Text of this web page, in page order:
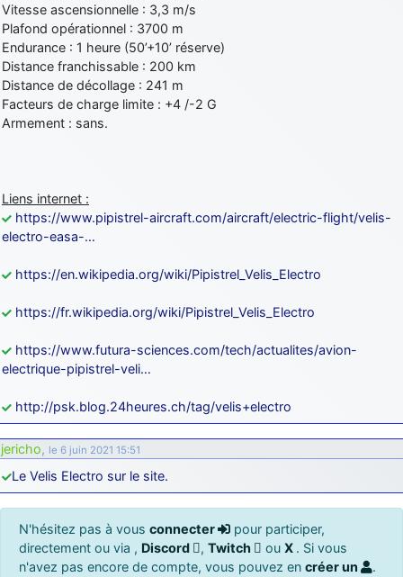
Vitesse ascensionnelle : 3,3 m/s
Plafond opérationnel : 3700 m
Endurance : 1 heure (50’+10’ réserve)
Distance franchissable : 200 km
Distance de décollage : 241 m
Facteurs de charge limite : +4 /-2 G
Armement : sans.
Liens internet :
https://www.pipistrel-aircraft.com/aircraft/electric-flight/velis-
electro-easa-…
https://en.wikipedia.org/wiki/Pipistrel_Velis_Electro
https://fr.wikipedia.org/wiki/Pipistrel_Velis_Electro
https://www.futura-sciences.com/tech/actualites/avion-
electrique-pipistrel-veli…
http://psk.blog.24heures.ch/tag/velis+electro
jericho, le 6 juin 2021 15:51
Le Velis Electro sur le site.
N'hésitez pas à vous connecter
pour participer,
directement ou via , Discord , Twitch ou X . Si vous
n'avez pas encore de compte, vous pouvez en créer un .